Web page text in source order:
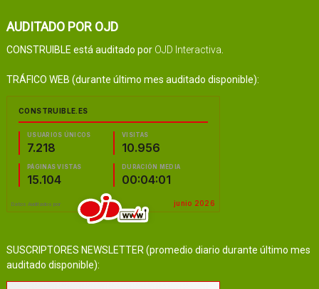
AUDITADO POR OJD
CONSTRUIBLE está auditado por OJD Interactiva
TRÁFICO WEB (durante último mes auditado disponible):
SUSCRIPTORES NEWSLETTER (promedio diario durante último mes
auditado disponible):